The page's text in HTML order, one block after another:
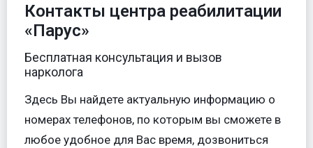
Контакты центра реабилитации
«Парус»
Бесплатная консультация и вызов
нарколога
Здесь Вы найдете актуальную информацию о
номерах телефонов, по которым вы сможете в
любое удобное для Вас время, дозвониться